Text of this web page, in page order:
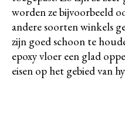
worden ze bijvoorbeeld
andere soorten winkels
zijn goed schoon te
epoxy vloer een glad
eisen op het gebied van